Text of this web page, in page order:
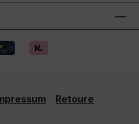
Retoure